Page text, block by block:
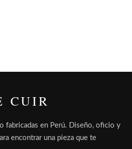
CUIR
fabricadas en Perú. Diseño, oficio y
encontrar una pieza que te